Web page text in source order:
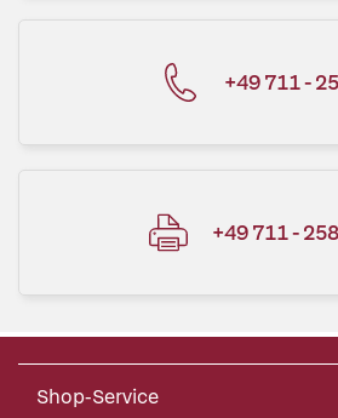
+49 711 -
+49 711 -
Shop-Service